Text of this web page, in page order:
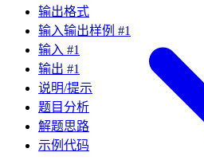
输出格式
输入输出样例 #1
输入 #1
输出 #1
说明/提示
题目分析
解题思路
示例代码